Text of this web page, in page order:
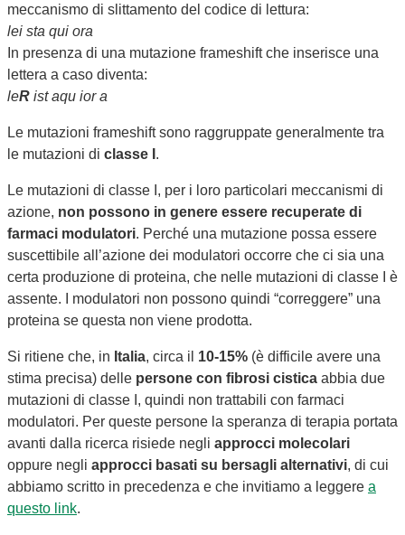
meccanismo di slittamento del codice di lettura:
lei sta qui ora
In presenza di una mutazione frameshift che inserisce una
lettera a caso diventa:
leR ist aqu ior a
Le mutazioni frameshift sono raggruppate generalmente tra
le mutazioni di classe I .
Le mutazioni di classe I, per i loro particolari meccanismi di
azione, non possono in genere essere recuperate di
farmaci modulatori. Perché una mutazione possa essere
suscettibile all’azione dei modulatori occorre che ci sia una
certa produzione di proteina, che nelle mutazioni di classe I è
assente. I modulatori non possono quindi “correggere” una
proteina se questa non viene prodotta.
Si ritiene che, in Italia, circa il 10-15% (è difficile avere una
stima precisa) delle persone con fibrosi cistica abbia due
mutazioni di classe I, quindi non trattabili con farmaci
modulatori. Per queste persone la speranza di terapia portata
avanti dalla ricerca risiede negli approcci molecolari
oppure negli approcci basati su bersagli alternativi, di cui
abbiamo scritto in precedenza e che invitiamo a leggere a
questo link.